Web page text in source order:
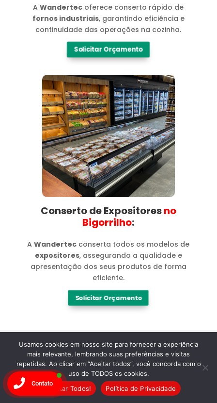
AWandertec oferece conserto rápido de
fornos industriais, garantindo eficiência e
continuidade das operações na cozinha.
Solicitar Orçamento
Conserto de Expositoresno
Bigorrilho​:
AWandertec conserta todos os modelos de
expositores, assegurando a qualidade e
apresentação dos seus produtos de forma
eficiente.
Solicitar Orçamento
Marcas
Usamos cookies em nosso site para fornecer a experiência
mais relevante, lembrando suas preferências e visitas
repetidas. Ao clicar em “Aceitar todos”, você concorda com o
uso de TODOS os cookies.
Aceitar Todos!
Política de Privacidade
Contato